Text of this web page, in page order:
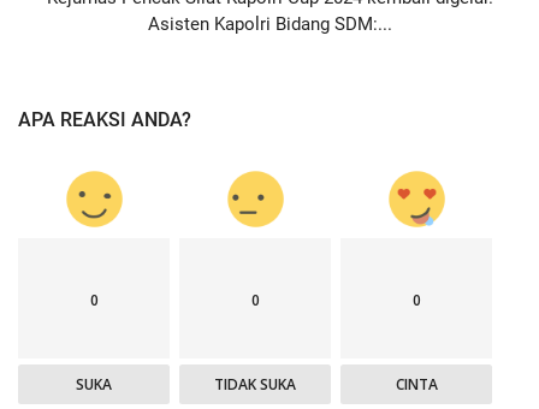
Asisten Kapolri Bidang SDM:...
APA REAKSI ANDA?
0
SUKA
0
TIDAK SUKA
0
CINTA